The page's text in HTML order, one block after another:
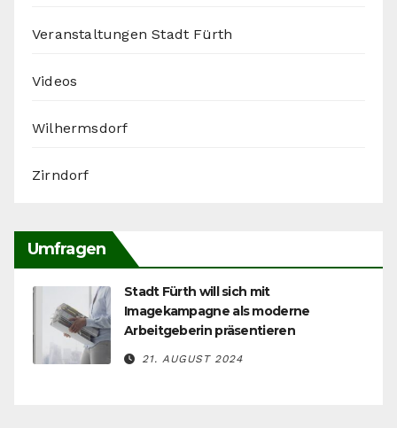
Veranstaltungen Stadt Fürth
Videos
Wilhermsdorf
Zirndorf
Umfragen
Stadt Fürth will sich mit
Imagekampagne als moderne
Arbeitgeberin präsentieren
21. AUGUST 2024